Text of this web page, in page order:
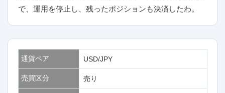
で、運用を停止し、残ったポジションも決済したわ。
通貨ペア USD/JPY
売買区分 売り